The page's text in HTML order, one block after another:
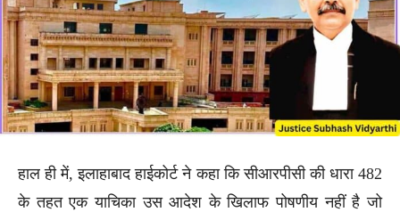
हाल ही में, इलाहाबाद हाईकोर्ट ने कहा कि सीआरपीसी की धारा 482
के तहत एक याचिका उस आदेश के खिलाफ पोषणीय नहीं है जो